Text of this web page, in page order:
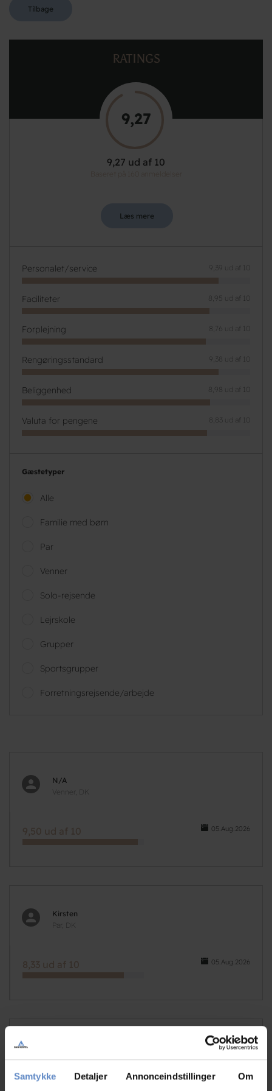
Samtykke Detaljer Annonceindstillinger Om
Tilbage
RATINGS
9,27
9,27 ud af 10
Baseret på 160 anmeldelser
Læs mere
Personalet/service 9,39 ud af 10
Faciliteter 8,95 ud af 10
Forplejning 8,76 ud af 10
Rengøringsstandard 9,38 ud af 10
Beliggenhed 8,98 ud af 10
Valuta for pengene 8,83 ud af 10
Gæstetyper
Alle
Familie med børn
Par
Venner
Solo-rejsende
Lejrskole
Grupper
Sportsgrupper
Forretningsrejsende/arbejde
N/A
Venner, DK
05.Aug.2026
9,50 ud af 10
Kirsten
Par, DK
05.Aug.2026
8,33 ud af 10
Grupper, DK